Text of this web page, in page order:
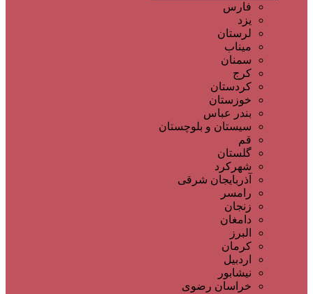
فارس
یزد
لرستان
میناب
سمنان
کرج
کردستان
خوزستان
بندر عباس
سیستان و بلوچستان
قم
گلستان
شهرکرد
آذربایجان شرقی
رامسر
زنجان
دامغان
البرز
کرمان
اردبیل
نیشابور
خراسان رضوی